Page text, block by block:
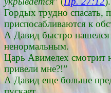
Гордых трудно спасать,
приспосабливаются к
А Давид быстро нашелся
ненормальным.
Царь Авимелех смотрит
привели мне?!”
А Давид еще больше